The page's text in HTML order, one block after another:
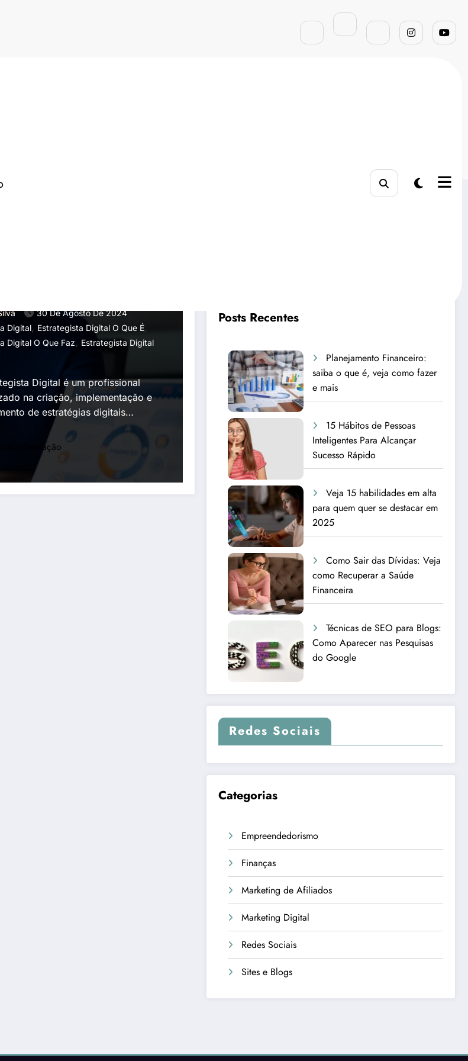
faz
30 De Agosto De 2024
Digital, Estrategista Digital O Que É,
Digital O Que Faz, Estrategista Digital
Digital é um profissional
na criação, implementação e
de estratégias digitais…
informação
Posts Recentes
Planejamento Financeiro:
saiba o que é, veja como fazer
e mais
15 Hábitos de Pessoas
Inteligentes Para Alcançar
Sucesso Rápido
Veja 15 habilidades em alta
para quem quer se destacar em
2025
Como Sair das Dívidas: Veja
como Recuperar a Saúde
Financeira
Técnicas de SEO para Blogs:
Como Aparecer nas Pesquisas
do Google
Redes Sociais
Categorias
Empreendedorismo
Finanças
Marketing de Afiliados
Marketing Digital
Redes Sociais
Sites e Blogs